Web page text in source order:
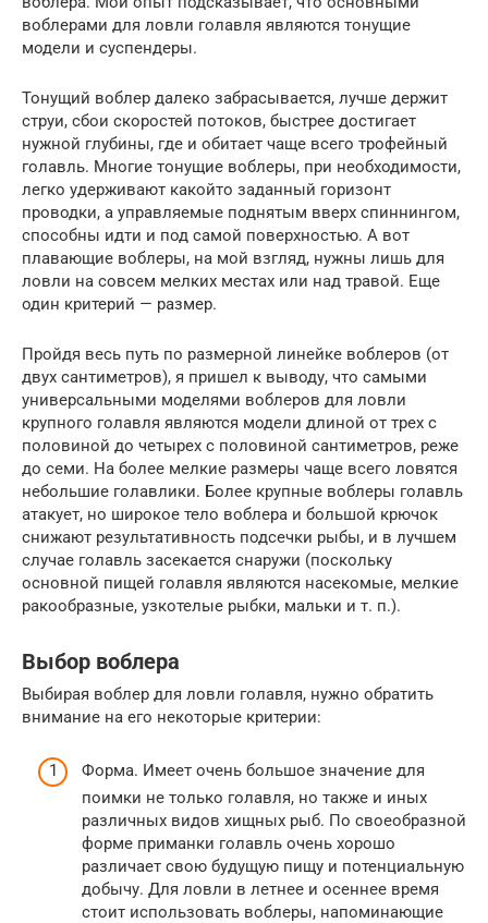
воблерами для ловли голавля являются тонущие
модели и суспендеры.
Тонущий воблер далеко забрасывается, лучше держит
струи, сбои скоростей потоков, быстрее достигает
нужной глубины, где и обитает чаще всего трофейный
голавль. Многие тонущие воблеры, при необходимости,
легко удерживают какойто заданный горизонт
проводки, а управляемые поднятым вверх спиннингом,
способны идти и под самой поверхностью. А вот
плавающие воблеры, на мой взгляд, нужны лишь для
ловли на совсем мелких местах или над травой. Еще
один критерий — размер.
Пройдя весь путь по размерной линейке воблеров (от
двух сантиметров), я пришел к выводу, что самыми
универсальными моделями воблеров для ловли
крупного голавля являются модели длиной от трех с
половиной до четырех с половиной сантиметров, реже
до семи. На более мелкие размеры чаще всего ловятся
небольшие голавлики. Более крупные воблеры голавль
атакует, но широкое тело воблера и большой крючок
снижают результативность подсечки рыбы, и в лучшем
случае голавль засекается снаружи (поскольку
основной пищей голавля являются насекомые, мелкие
ракообразные, узкотелые рыбки, мальки и т. п.).
Выбор воблера
Выбирая воблер для ловли голавля, нужно обратить
внимание на его некоторые критерии:
Форма. Имеет очень большое значение для
поимки не только голавля, но также и иных
различных видов хищных рыб. По своеобразной
форме приманки голавль очень хорошо
различает свою будущую пищу и потенциальную
добычу. Для ловли в летнее и осеннее время
стоит использовать воблеры, напоминающие